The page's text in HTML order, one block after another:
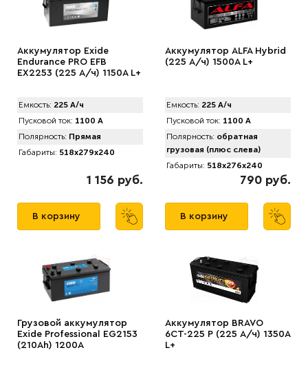
Аккумулятор Exide
Endurance PRO EFB
EX2253 (225 А/ч) 1150А L+
Емкость: 225 А/ч
Пусковой ток: 1100 А
Полярность: Прямая
Габариты: 518x279x240
1 156 руб.
В корзину
Аккумулятор АLFA Hybrid
(225 А/ч) 1500A L+
Емкость: 225 А/ч
Пусковой ток: 1100 А
Полярность: обратная
грузовая (плюс слева)
Габариты: 518x276x240
790 руб.
В корзину
Грузовой аккумулятор
Exide Professional EG2153
(210Ah) 1200A
Аккумулятор BRAVO
6СТ-225 Р (225 А/ч) 1350A
L+